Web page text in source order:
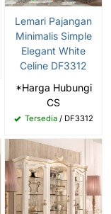
Lemari Pajangan
Minimalis Simple
Elegant White
Celine DF3312
*Harga Hubungi
CS
Tersedia/ DF3312